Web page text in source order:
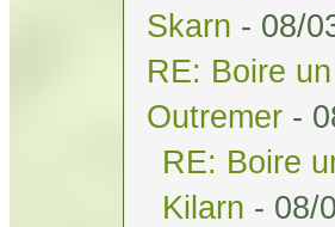
Skarn - 08/
RE: Boire
Outremer -
RE: Boire
Kilarn - 08/